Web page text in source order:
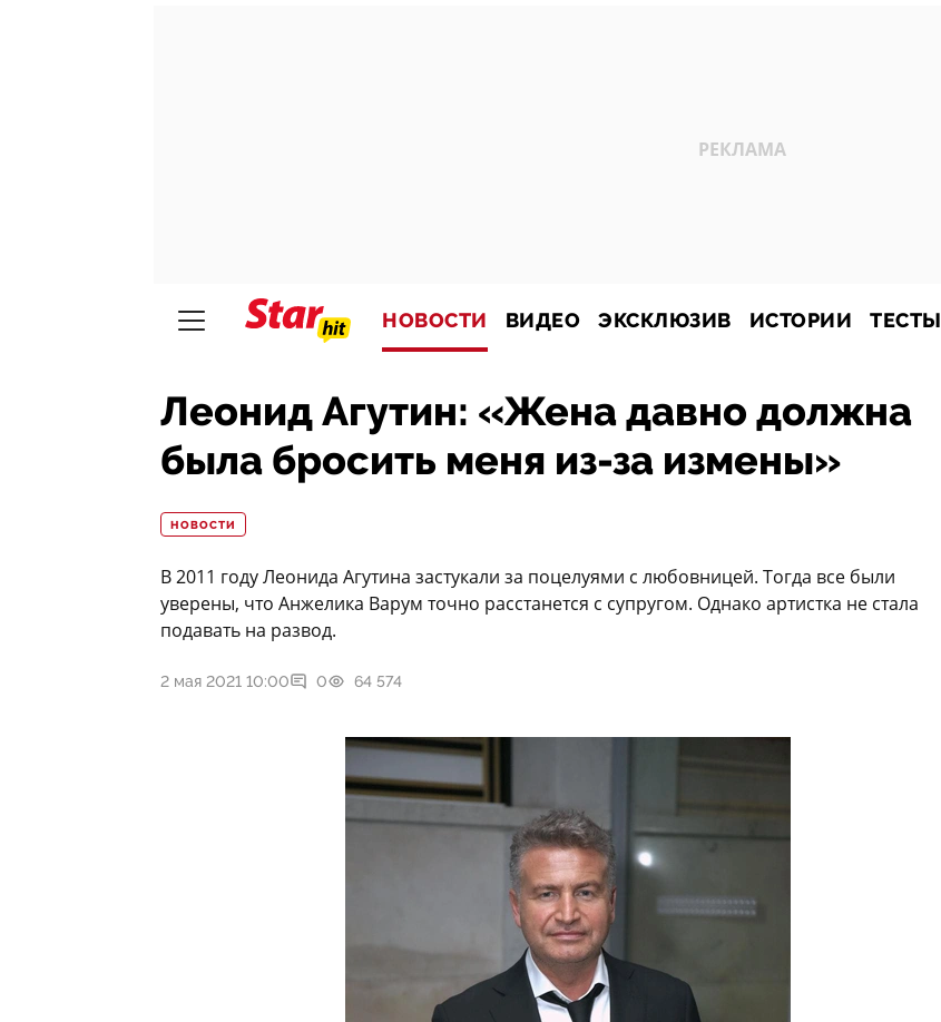
НОВОСТИ ВИДЕО ЭКСКЛЮЗИВ ИСТОРИИ ТЕСТЫ
Леонид Агутин: «Жена давно должна
была бросить меня из-за измены»
НОВОСТИ
В 2011 году Леонида Агутина застукали за поцелуями с любовницей. Тогда все были
уверены, что Анжелика Варум точно расстанется с супругом. Однако артистка не стала
подавать на развод.
2 мая 2021 10:00 0 64 574